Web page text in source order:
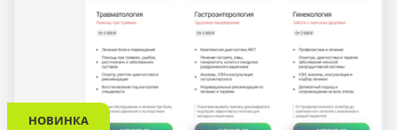
НОВИНКА